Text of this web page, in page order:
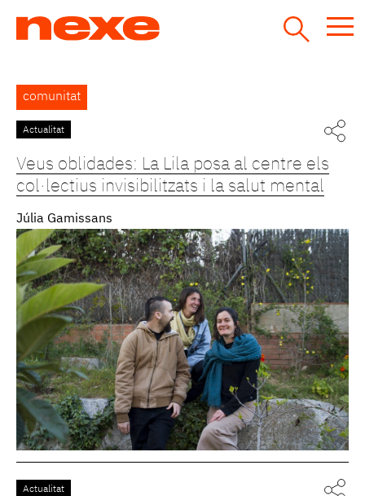
Back
to
top
comunitat
Actualitat
Veus oblidades: La Lila posa al centre els
col·lectius invisibilitzats i la salut mental
Júlia Gamissans
Actualitat
Pàgines